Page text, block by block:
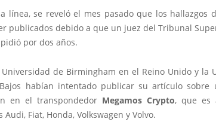
línea, se reveló el mes pasado que los hallazgos
publicados debido a que un juez del Tribunal
por dos años.
Universidad de Birmingham en el Reino Unido y la
habían intentado publicar su artículo sobre
en el transpondedor Megamos Crypto, que es
Audi, Fiat, Honda, Volkswagen y Volvo.